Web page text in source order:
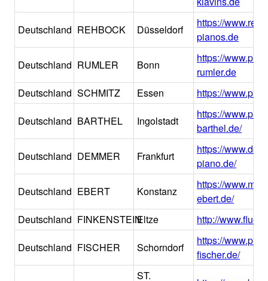
Deutschland REHBOCK Düsseldorf
https://
pianos.de
Deutschland RUMLER Bonn
https://
rumler.de
Deutschland SCHMITZ Essen https://
Deutschland BARTHEL Ingolstadt
https://
barthel.de/
Deutschland DEMMER Frankfurt
https://
piano.de/
Deutschland EBERT Konstanz
https://
ebert.de/
Deutschland FINKENSTEINEltze http://
Deutschland FISCHER Schorndorf
https://
fischer.de/
ST.